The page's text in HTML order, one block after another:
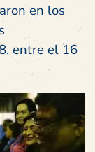
en los
entre el 16